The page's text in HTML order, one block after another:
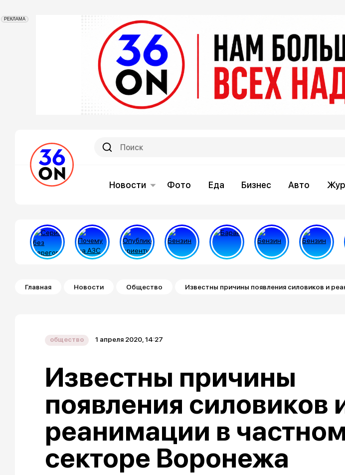
РЕКЛАМА
Новости Фото Еда Бизнес Авто
Строка навигации
Главная Новости Общество Известны причины появления силовиков и
общество 1 апреля 2020, 14:27
Известны причины
появления силовиков
реанимации в
секторе Воронежа